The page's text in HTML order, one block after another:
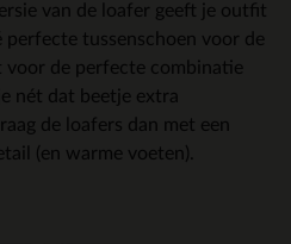
van de loafer geeft je outfit
tussenschoen voor de
voor de perfecte combinatie
nét dat beetje extra
de loafers dan met een
(en warme voeten).